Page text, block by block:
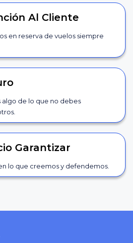
Al Cliente
en reserva de vuelos siempre
algo de lo que no debes
Garantizar
lo que creemos y defendemos.